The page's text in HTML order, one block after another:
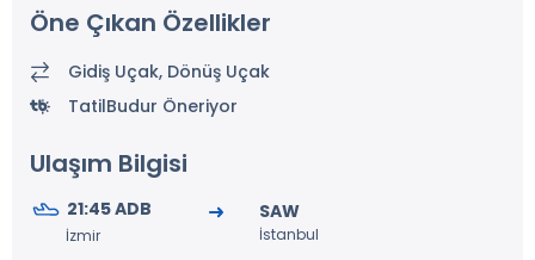
Öne Çıkan Özellikler
Gidiş Uçak, Dönüş Uçak
TatilBudur Öneriyor
Ulaşım Bilgisi
21:45 ADB
İzmir
SAW
İstanbul